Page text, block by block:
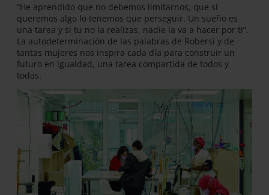
“He aprendido que no debemos limitarnos, que si
queremos algo lo tenemos que perseguir. Un sueño es
una tarea y si tu no la realizas, nadie la va a hacer por ti”.
La autodeterminación de las palabras de Robersi y de
tantas mujeres nos inspira cada día para construir un
futuro en igualdad, una tarea compartida de todos y
todas.